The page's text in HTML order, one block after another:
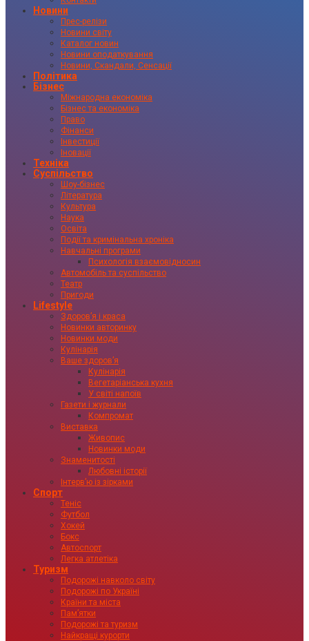
Новини
Прес-релізи
Новини світу
Каталог новин
Новини оподаткування
Новини, Скандали, Сенсації
Політика
Бізнес
Міжнародна економіка
Бізнес та економіка
Право
Фінанси
Інвестиції
Іновації
Техніка
Суспільство
Шоу-бізнес
Література
Культура
Наука
Освіта
Події та кримінальна хроніка
Навчальні програми
Психологія взаємовідносин
Автомобіль та суспільство
Театр
Пригоди
Lifestyle
Здоровʼя і краса
Новинки авторинку
Новинки моди
Кулінарія
Ваше здоровʼя
Кулінарія
Вегетаріанська кухня
У світі напоїв
Газети і журнали
Компромат
Виставка
Живопис
Новинки моди
Знаменитості
Любовні історії
Інтервʼю із зірками
Спорт
Теніс
Футбол
Хокей
Бокс
Автоспорт
Легка атлетіка
Туризм
Подорожі навколо світу
Подорожі по Україні
Країни та міста
Пам’ятки
Подорожі та туризм
Найкращі курорти